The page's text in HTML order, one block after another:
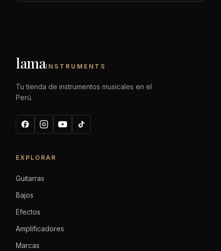
lamaINSTRUMENTS
Tu tienda de instrumentos musicales en el
Perú.
EXPLORAR
Guitarras
Bajos
Efectos
Amplificadores
Marcas